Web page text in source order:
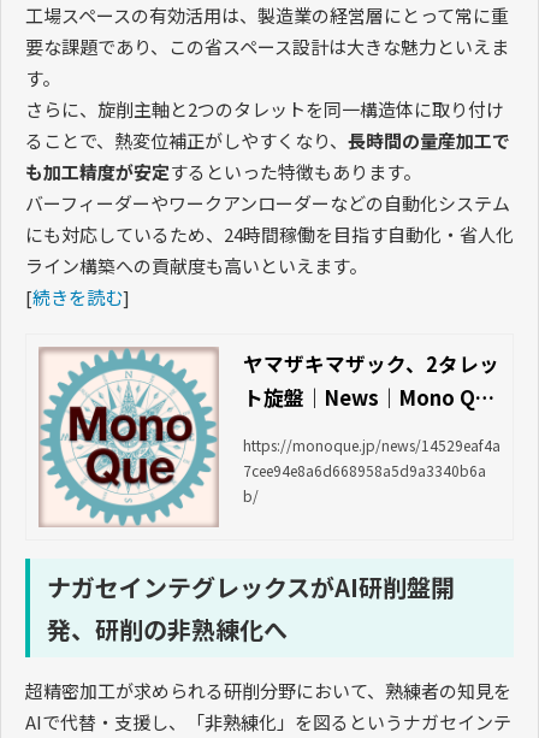
工場スペースの有効活用は、製造業の経営層にとって常に重
要な課題であり、この省スペース設計は大きな魅力といえま
す。
さらに、旋削主軸と2つのタレットを同一構造体に取り付け
ることで、熱変位補正がしやすくなり、 長時間の量産加工で
も加工精度が安定するといった特徴もあります。
バーフィーダーやワークアンローダーなどの自動化システム
にも対応しているため、24時間稼働を目指す自動化・省人化
ライン構築への貢献度も高いといえます。
[続きを読む]
ヤマザキマザック、2タレッ
ト旋盤｜News｜Mono Que
https://monoque.jp/news/14529eaf4a
7cee94e8a6d668958a5d9a3340b6a
b/
ナガセインテグレックスがAI研削盤開
発、研削の非熟練化へ
超精密加工が求められる研削分野において、熟練者の知見を
AIで代替・支援し、「非熟練化」を図るというナガセインテ